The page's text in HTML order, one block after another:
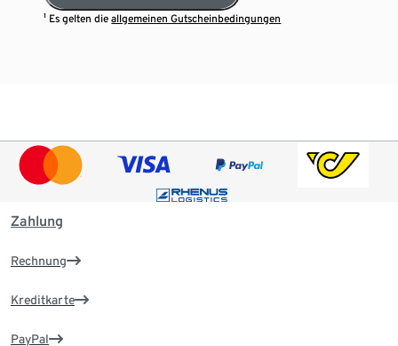
¹ Es gelten dieallgemeinen Gutscheinbedingungen
Zahlung
Rechnung
Kreditkarte
PayPal